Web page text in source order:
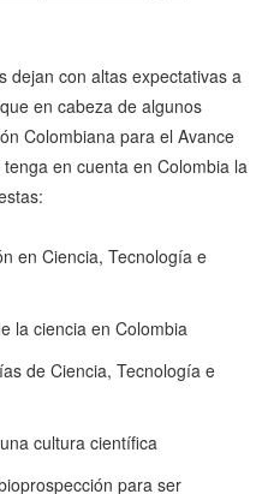
dejan con altas expectativas a
en cabeza de algunos
Colombiana para el Avance
en cuenta en Colombia la
en Ciencia, Tecnología e
la ciencia en Colombia
de Ciencia, Tecnología e
cultura científica
para ser